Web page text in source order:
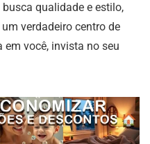
qualidade e estilo,
verdadeiro centro de
você, invista no seu